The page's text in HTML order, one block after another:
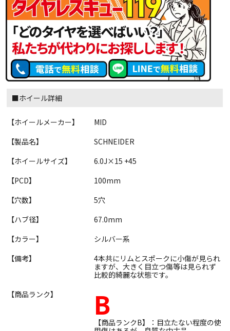
■ホイール詳細
【ホイールメーカー】
MID
【製品名】
SCHNEIDER
【ホイールサイズ】
6.0J×15 +45
【PCD】
100mm
【穴数】
5穴
【ハブ径】
67.0mm
【カラー】
シルバー系
【備考】
4本共にリムとスポークに小傷が見られ
ますが、大きく目立つ傷等は見られず
比較的綺麗な状態です。
【商品ランク】
B
【商品ランクB】：目立たない程度の使